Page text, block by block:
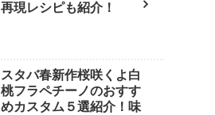
再現レシピも紹介！
スタバ春新作桜咲くよ白
桃フラペチーノのおすす
めカスタム５選紹介！味